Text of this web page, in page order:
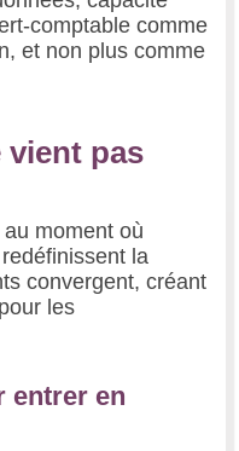
comptable comme
et non plus comme
vient pas
moment où
la
convergent, créant
les
entrer en